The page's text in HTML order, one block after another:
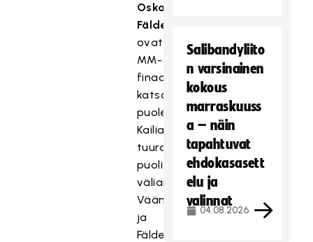
Oskari
Fälden
ovat
MM-
finaalissa
katsomon
puolella.
Kailiala
tuurasi
puolivälierässä
väliaikaisesti
Väänästä
ja
Fälden
Salibandyliito
n varsinainen
kokous
marraskuuss
a – näin
tapahtuvat
ehdokasasett
elu ja
valinnat
04.08.2026